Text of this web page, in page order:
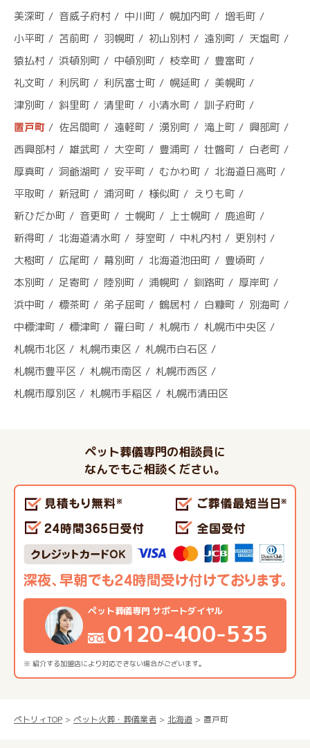
美深町
音威子府村 中川町 幌加内町
増毛町
小平町
苫前町 羽幌町 初山別村 遠別町
天塩町
猿払村
浜頓別町 中頓別町 枝幸町
豊富町
礼文町
利尻町 利尻富士町 幌延町
美幌町
津別町
斜里町 清里町 小清水町
訓子府町
置戸町
佐呂間町 遠軽町 湧別町 滝上町
興部町
西興部村
雄武町 大空町 豊浦町 壮瞥町
白老町
厚真町
洞爺湖町 安平町 むかわ町
北海道日高町
平取町
新冠町 浦河町 様似町
えりも町
新ひだか町
音更町 士幌町 上士幌町
鹿追町
新得町
北海道清水町 芽室町 中札内村
更別村
大樹町
広尾町 幕別町 北海道池田町
豊頃町
本別町
足寄町 陸別町 浦幌町 釧路町
厚岸町
浜中町
標茶町 弟子屈町 鶴居村 白糠町
別海町
中標津町
標津町 羅臼町 札幌市
札幌市中央区
札幌市北区
札幌市東区
札幌市白石区
札幌市豊平区
札幌市南区
札幌市西区
札幌市厚別区
札幌市手稲区 札幌市清田区
ペット葬儀専門の相談員に
なんでもご相談ください。
※ 紹介する加盟店により対応できない場合がございます。
ペット葬儀専門 サポートダイヤル
0120-400-535
ペトリィTOP ペット火葬・葬儀業者 北海道 置戸町